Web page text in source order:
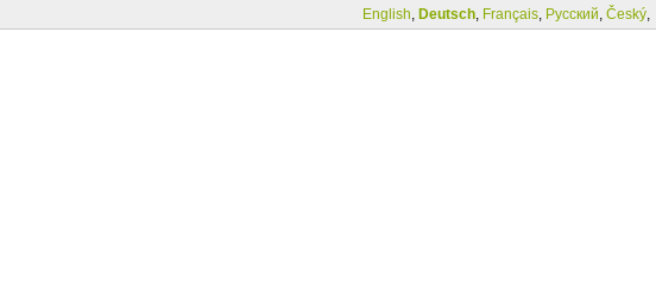
English, Deutsch, Français, Русский, Český,